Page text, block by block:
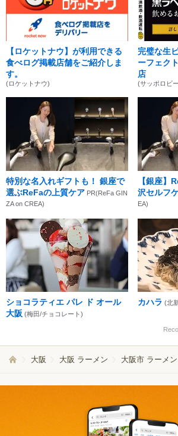
【ロケットナウ】が利用できる
食べログ掲載店舗をご紹介しま
す。
(ロケットナウ)
完璧な生
ーフェク
店
(サッポロビ
特別な名入れギフトも！ 銀座で
選ぶReFaの上質ケア PR(ReFa GIN
ZA on CREA)
【銀座】
沢セルフ
EA)
ショコラティエ パレ ド オール
大阪 (梅田/チョコレート)
カハラ (北
大阪 大阪 ラーメン 大阪市 ラーメン